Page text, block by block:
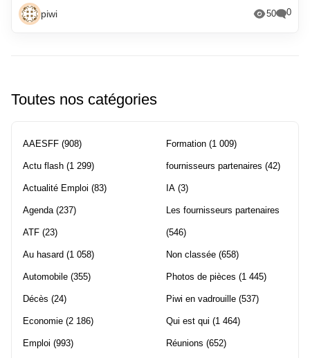
piwi 50 0
Toutes nos catégories
AAESFF (908)
Actu flash (1 299)
Actualité Emploi (83)
Agenda (237)
ATF (23)
Au hasard (1 058)
Automobile (355)
Décès (24)
Economie (2 186)
Emploi (993)
Formation (1 009)
fournisseurs partenaires (42)
IA (3)
Les fournisseurs partenaires
(546)
Non classée (658)
Photos de pièces (1 445)
Piwi en vadrouille (537)
Qui est qui (1 464)
Réunions (652)